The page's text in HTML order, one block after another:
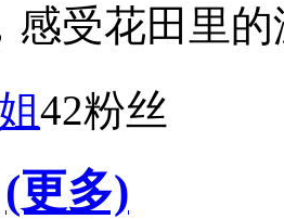
感受花田里
42粉丝
(更多)